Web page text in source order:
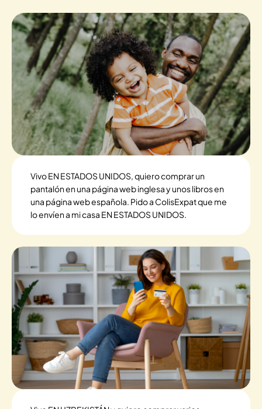
Vivo EN ESTADOS UNIDOS, quiero comprar un
pantalón en una página web inglesa y unos libros en
una página web española. Pido a ColisExpat que me
lo envíen a mi casa EN ESTADOS UNIDOS.